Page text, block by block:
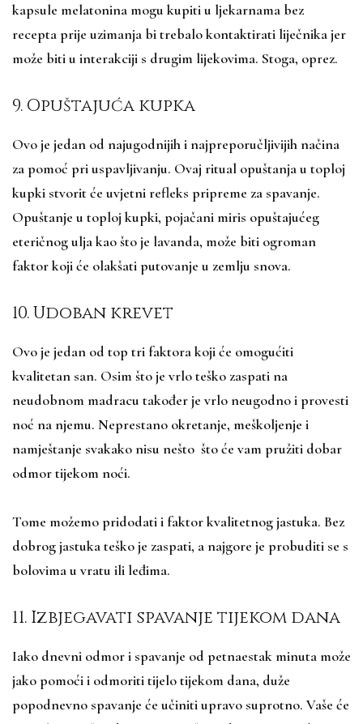
kapsule melatonina mogu kupiti u ljekarnama bez
recepta prije uzimanja bi trebalo kontaktirati liječnika jer
može biti u interakciji s drugim lijekovima. Stoga, oprez.
9. Opuštajuća kupka
Ovo je jedan od najugodnijih i najpreporučljivijih načina
za pomoć pri uspavljivanju. Ovaj ritual opuštanja u toploj
kupki stvorit će uvjetni refleks pripreme za spavanje.
Opuštanje u toploj kupki, pojačani miris opuštajućeg
eteričnog ulja kao što je lavanda, može biti ogroman
faktor koji će olakšati putovanje u zemlju snova.
10. Udoban krevet
Ovo je jedan od top tri faktora koji će omogućiti
kvalitetan san. Osim što je vrlo teško zaspati na
neudobnom madracu također je vrlo neugodno i provesti
noć na njemu. Neprestano okretanje, meškoljenje i
namještanje svakako nisu nešto što će vam pružiti dobar
odmor tijekom noći.
Tome možemo pridodati i faktor kvalitetnog jastuka. Bez
dobrog jastuka teško je zaspati, a najgore je probuditi se s
bolovima u vratu ili leđima.
11. Izbjegavati spavanje tijekom dana
Iako dnevni odmor i spavanje od petnaestak minuta može
jako pomoći i odmoriti tijelo tijekom dana, duže
popodnevno spavanje će učiniti upravo suprotno. Vaše će